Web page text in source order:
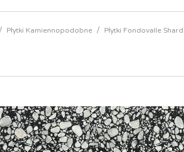
Płytki Kamiennopodobne Płytki Fondovalle